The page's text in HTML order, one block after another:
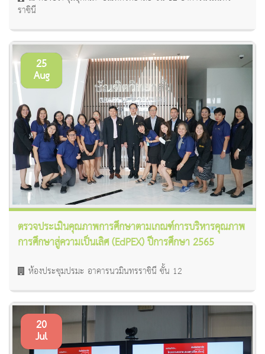
ราชินี
25
Aug
ตรวจประเมินคุณภาพการศึกษาตามเกณฑ์การบริหารคุณภาพ
การศึกษาสู่ความเป็นเลิศ (EdPEX) ปีการศึกษา 2565
ห้องประชุมปรมะ อาคารนวมินทรราชินี ชั้น 12
20
Jul